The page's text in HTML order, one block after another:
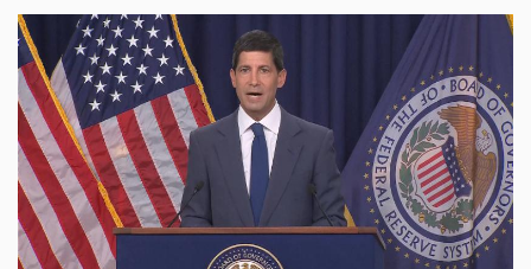
美國公債殖利率，有助於資金回流市場。